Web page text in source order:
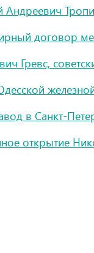
Андреевич
договор
Гревс,
в Санкт-
открытие